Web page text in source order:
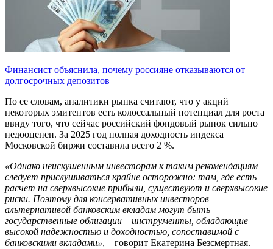
Финансист объяснила, почему россияне отказываются от
долгосрочных депозитов
По ее словам, аналитики рынка считают, что у акций
некоторых эмитентов есть колоссальный потенциал для роста
ввиду того, что сейчас российский фондовый рынок сильно
недооценен. За 2025 год полная доходность индекса
Московской биржи составила всего 2 %.
«Однако неискушенным инвесторам к таким рекомендациям
следует прислушиваться крайне осторожно: там, где есть
расчет на сверхвысокие прибыли, существуют и сверхвысокие
риски. Поэтому для консервативных инвесторов
альтернативой банковским вкладам могут быть
государственные облигации – инструменты, обладающие
высокой надежностью и доходностью, сопоставимой с
банковскими вкладами», – говорит Екатерина Безсмертная.